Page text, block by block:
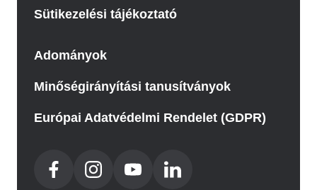
Sütikezelési tájékoztató
Adományok
Minőségirányítási tanusítványok
Európai Adatvédelmi Rendelet (GDPR)